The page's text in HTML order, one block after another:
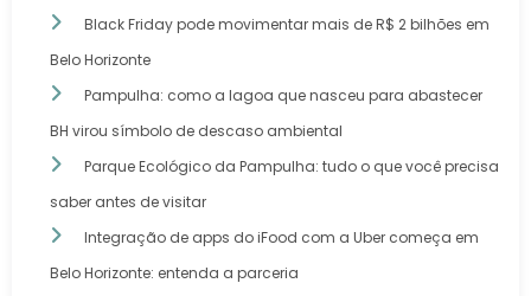
Black Friday pode movimentar mais de R$ 2 bilhões em
Belo Horizonte
Pampulha: como a lagoa que nasceu para abastecer
BH virou símbolo de descaso ambiental
Parque Ecológico da Pampulha: tudo o que você precisa
saber antes de visitar
Integração de apps do iFood com a Uber começa em
Belo Horizonte: entenda a parceria